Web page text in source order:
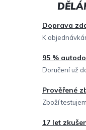
Doprava
K
95 %
Doručení už
Prověřené
Zboží
17 let